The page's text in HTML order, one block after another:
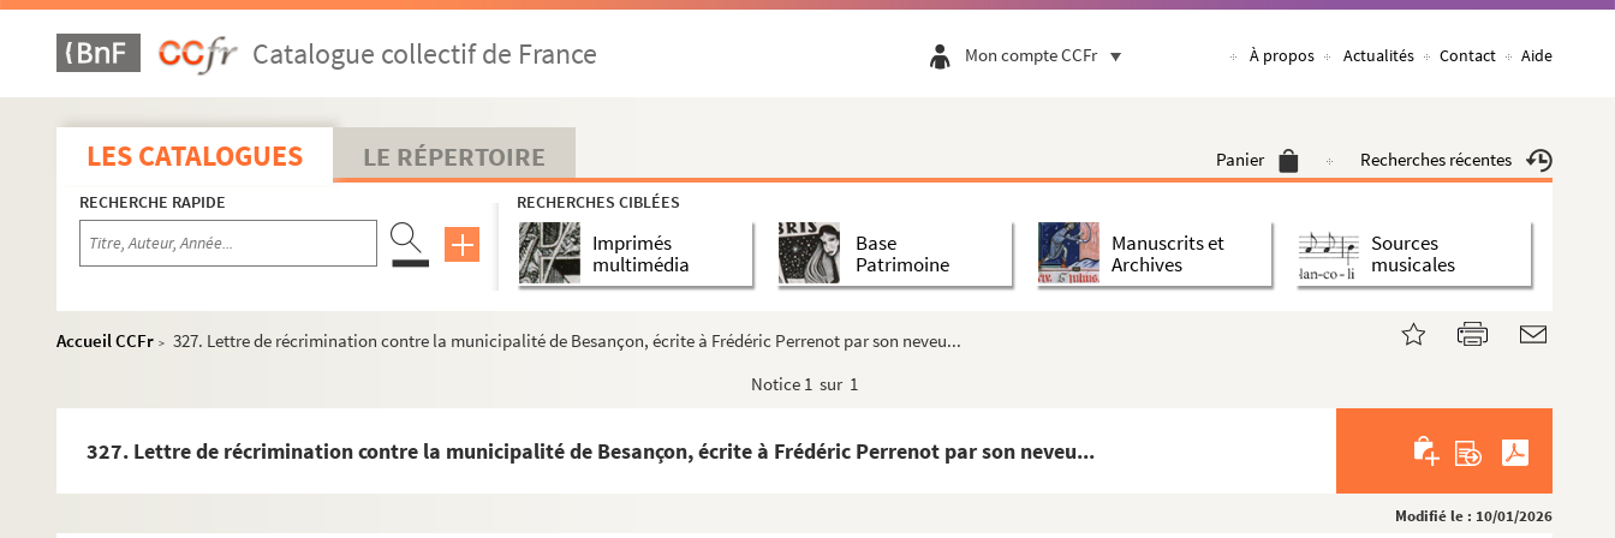
Catalogue collectif de France Mon compte CCFr À propos Actualités Contact Aide
LES CATALOGUES LE RÉPERTOIRE Panier Recherches récentes
RECHERCHE RAPIDE RECHERCHES CIBLÉES
Imprimés
multimédia
Base
Patrimoine
Manuscrits et
Archives
Sources
musicales
Accueil CCFr > 327. Lettre de récrimination contre la municipalité de Besançon, écrite à Frédéric Perrenot par son neveu...
Notice 1 sur 1
327. Lettre de récrimination contre la municipalité de Besançon, écrite à Frédéric Perrenot par son neveu...
Modifié le : 10/01/2026
242. Opposition faite par François Perrenot de Granvelle, en vertu des privilèges de sa maison, à la taxe...
244. Lettre de Jacques-Nicolas de La Baume, comte de Saint-Amour, au conseiller Buson de Fontain. Paris, ...
250 v°. Lettre de Thiébaud Thoyot à l'intendant de Frédéric Perrenot. Gendrey, 4 décembre 1586
251. Deux lettres de Scipion de Champier, époux de Catherine de Bruges, à la bru de celle-ci, Jeanne Rich...
253. Réquisition, par l'agent du comte de Saint-Amour à Ornans, pour avoir, en vertu des privilèges de la...
255. Requête de Frédéric Perrenot au sujet de la jouissance de ses droits seigneuriaux dans la baronnie d...
257. Requête à la municipalité de Besançon, au sujet de la cérémonie des obsèques de Nicole Bonvalot, veu...
258. Lettre de renvoi à l'étude du parlement de Dole d'une requête du comte de Saint-Amour au Conseil pri...
277. Quittance d'un semestre du traitement alloué au professeur de théologie du collège fondé à Besançon ...